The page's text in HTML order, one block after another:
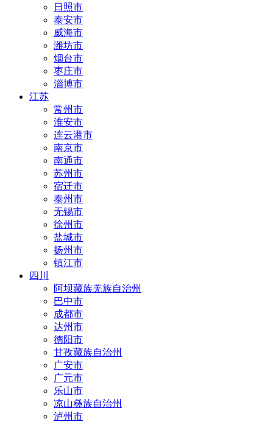
日照市
泰安市
威海市
潍坊市
烟台市
枣庄市
淄博市
江苏
常州市
淮安市
连云港市
南京市
南通市
苏州市
宿迁市
泰州市
无锡市
徐州市
盐城市
扬州市
镇江市
四川
阿坝藏族羌族自治州
巴中市
成都市
达州市
德阳市
甘孜藏族自治州
广安市
广元市
乐山市
凉山彝族自治州
泸州市